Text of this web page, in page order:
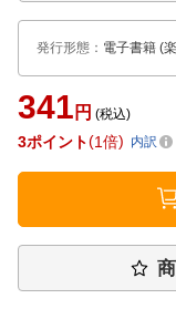
発行形態 ： 電子書籍 (
341 円 (税込)
3ポイント 1倍 内訳